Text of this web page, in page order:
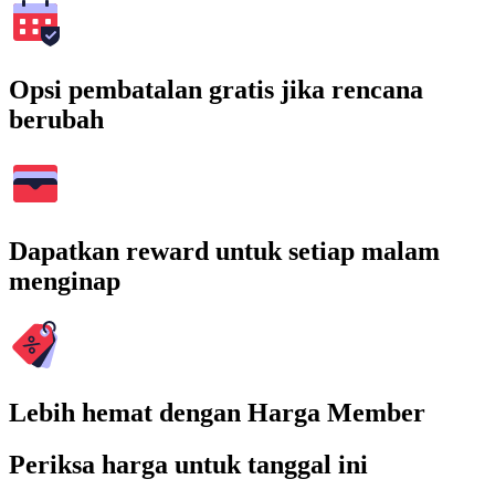
Opsi pembatalan gratis jika rencana
berubah
Dapatkan reward untuk setiap malam
menginap
Lebih hemat dengan Harga Member
Periksa harga untuk tanggal ini